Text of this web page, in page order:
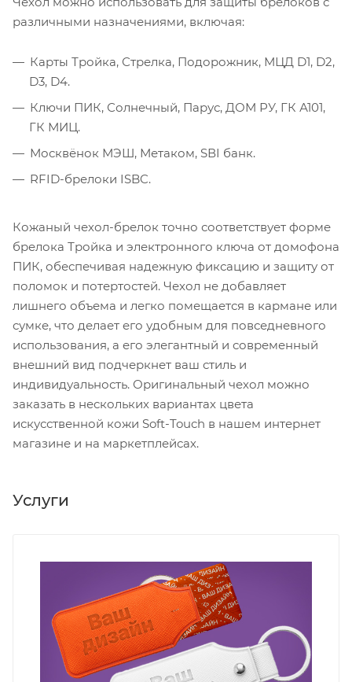
различными назначениями, включая:
Карты Тройка, Стрелка, Подорожник, МЦД D1, D2,
D3, D4.
Ключи ПИК, Солнечный, Парус, ДОМ РУ, ГК А101,
ГК МИЦ.
Москвёнок МЭШ, Метаком, SВI банк.
RFID-брелоки ISBC.
Кожаный чехол-брелок точно соответствует форме
брелока Тройка и электронного ключа от домофона
ПИК, обеспечивая надежную фиксацию и защиту от
поломок и потертостей. Чехол не добавляет
лишнего объема и легко помещается в кармане или
сумке, что делает его удобным для повседневного
использования, а его элегантный и современный
внешний вид подчеркнет ваш стиль и
индивидуальность. Оригинальный чехол можно
заказать в нескольких вариантах цвета
искусственной кожи Soft-Touch в нашем интернет
магазине и на маркетплейсах.
Услуги